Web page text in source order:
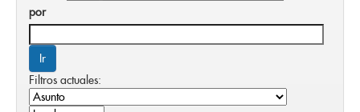
por
Filtros actuales: